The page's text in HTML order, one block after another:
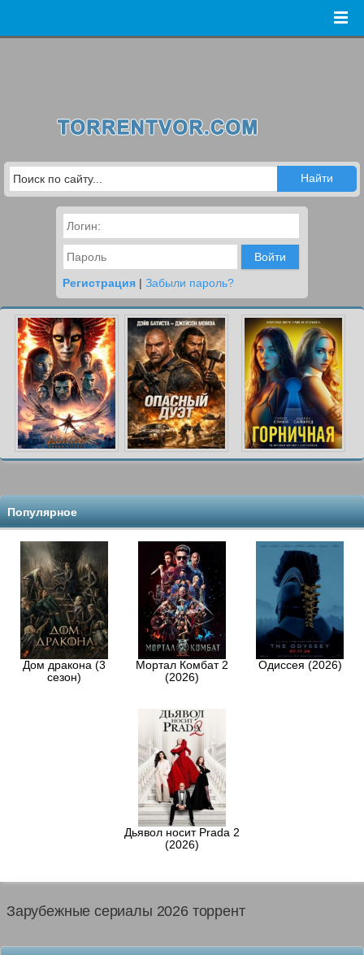
Войти
Регистрация | Забыли пароль?
Популярное
Дом дракона (3
сезон)
Мортал Комбат 2
(2026)
Одиссея (2026)
Дьявол носит Prada 2
(2026)
Зарубежные сериалы 2026 торрент